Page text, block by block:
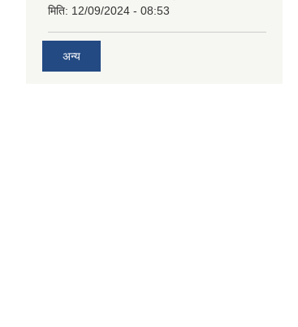
मिति: 12/09/2024 - 08:53
अन्य